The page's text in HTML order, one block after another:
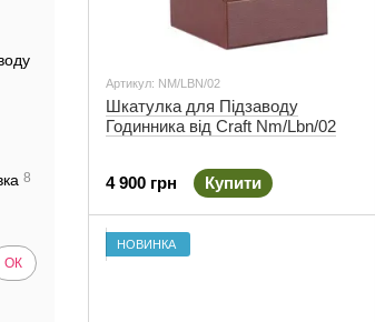
Артикул: NM/LBN/02
Шкатулка для Підзаводу
Годинника від Craft Nm/Lbn/02
4 900 грн Купити
НОВИНКА
8
ОК